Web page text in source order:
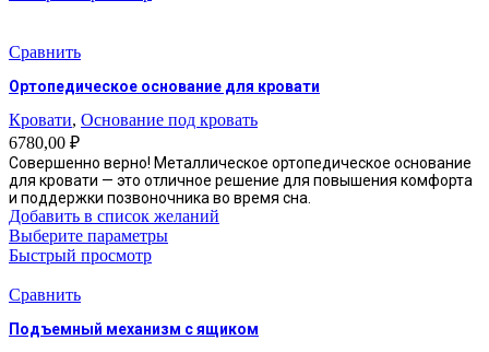
можно
на
товара.
Сравнить
Ортопедическое основание для кровати
Кровати, Основание под кровать
6780,00 ₽
Совершенно верно! Металлическое ортопедическое основание
для кровати — это отличное решение для повышения комфорта
и поддержки позвоночника во время сна.
Добавить в список желаний
Выберите параметрыЭтот
Опции
Быстрый просмотр
Сравнить
Подъемный механизм с ящиком